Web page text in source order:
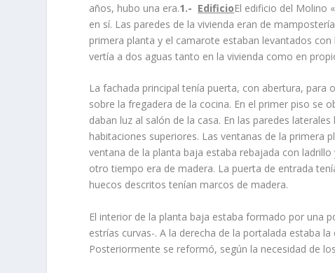
años, hubo una era.1.- EdificioEl edificio del Molino
en sí­. Las paredes de la vivienda eran de
primera planta y el camarote estaban levantados
vertí­a a dos aguas tanto en la vivienda como en
La fachada principal tení­a puerta, con abertura, para
sobre la fregadera de la coci­na. En el primer piso se
daban luz al salón de la casa. En las paredes
habitaciones superiores. Las ventanas de la primera
ventana de la planta baja estaba rebajada con
otro tiempo era de madera. La puerta de entrada
huecos descritos tení­an marcos de madera.
El interior de la planta baja estaba formado por una
estrí­as curvas-. A la dere­cha de la portalada estaba
Posteriormente se reformó, según la necesidad de